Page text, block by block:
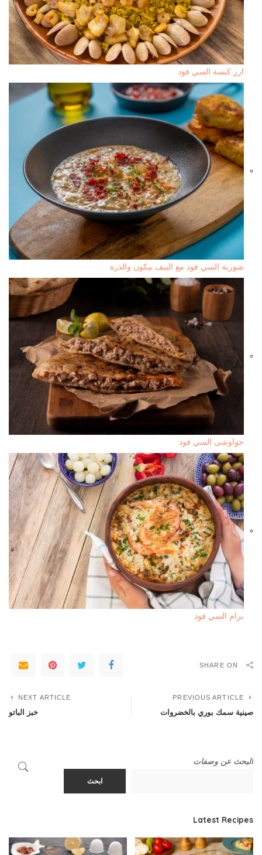
ارز كبسة السي فود
شوربة السي فود مع البيف بيكون والذرة
حواوشى السي فود
برام السي فود
SHARE ON
PREVIOUS ARTICLE
صينية سمك بوري بالخضروات
NEXT ARTICLE
خبز الباتو
البحث عن وصفات
ابحث
Latest Recipes